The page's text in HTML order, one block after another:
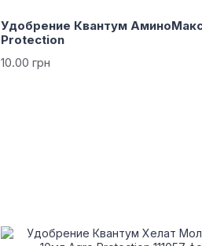
Удобрение Квантум
Protection
10.00 грн